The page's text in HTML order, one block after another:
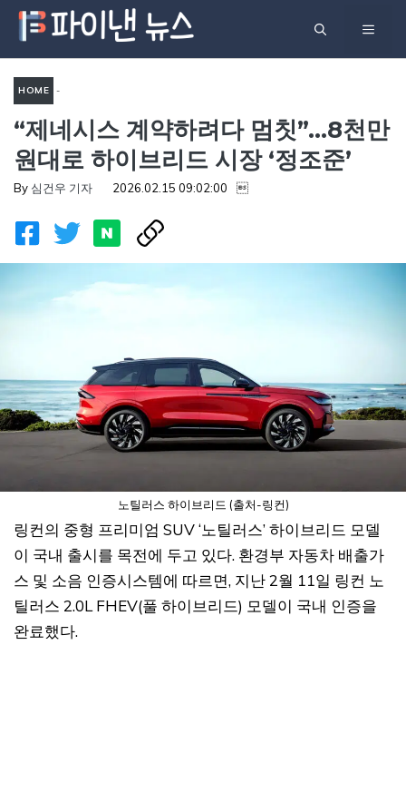
츠
기
메
HOME -
UNCATEGORIZED - “제
네시스 계약하려다 멈칫”…8천
만 원대로 하이브리드 시장
“제네시스 계약하려다 멈칫”…8천만
원대로 하이브리드 시장 ‘정조준’
By 심건우 기자 2026.02.15 09:02:00 
노틸러스 하이브리드 (출처-링컨)
링컨의 중형 프리미엄 SUV ‘노틸러스’ 하이브리드 모델
이 국내 출시를 목전에 두고 있다. 환경부 자동차 배출가
스 및 소음 인증시스템에 따르면, 지난 2월 11일 링컨 노
틸러스 2.0L FHEV(풀 하이브리드) 모델이 국내 인증을
완료했다.